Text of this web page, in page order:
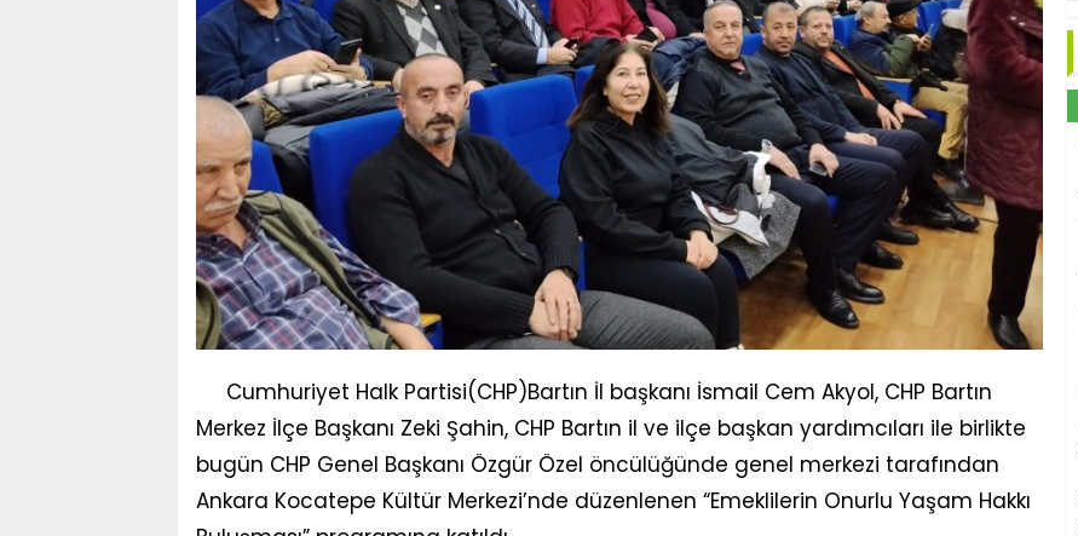
Cumhuriyet Halk Partisi(CHP)Bartın İl başkanı İsmail Cem Akyol, CHP Bartın
Merkez İlçe Başkanı Zeki Şahin, CHP Bartın il ve ilçe başkan yardımcıları ile birlikte
bugün CHP Genel Başkanı Özgür Özel öncülüğünde genel merkezi tarafından
Ankara Kocatepe Kültür Merkezi’nde düzenlenen “Emeklilerin Onurlu Yaşam Hakkı